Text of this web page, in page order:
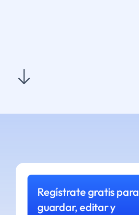
Regístrate gratis para
guardar, editar y